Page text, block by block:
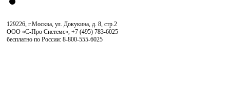
129226, г.Москва, ул. Докукина, д. 8, стр.2
ООО «С-Про Системс», +7 (495) 783-6025
бесплатно по России: 8-800-555-6025